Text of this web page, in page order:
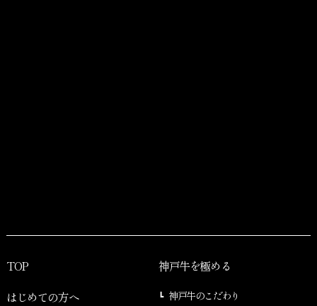
TOP
はじめての方へ
神戸牛を極める
神戸牛のこだわり